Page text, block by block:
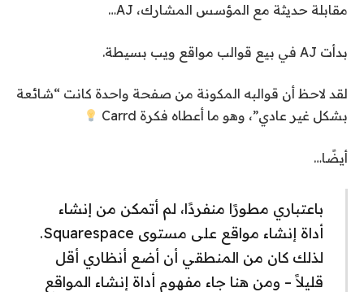
مقابلة حديثة مع المؤسس المشارك، AJ…
بدأت AJ في بيع قوالب مواقع ويب بسيطة.
لقد لاحظ أن قوالبه المكونة من صفحة واحدة كانت “شائعة
بشكل غير عادي”، وهو ما أعطاه فكرة Carrd
أيضًا…
باعتباري مطورًا منفردًا، لم أتمكن من إنشاء
أداة إنشاء مواقع على مستوى Squarespace.
لذلك كان من المنطقي أن أضع أنظاري أقل
قليلاً – ومن هنا جاء مفهوم أداة إنشاء المواقع